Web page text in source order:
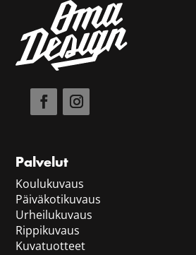
Palvelut
Koulukuvaus
Päiväkotikuvaus
Urheilukuvaus
Rippikuvaus
Kuvatuotteet